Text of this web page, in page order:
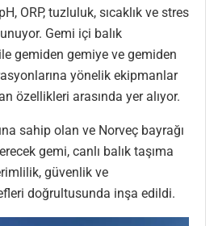
ORP, tuzluluk, sıcaklık ve stres
Gemi içi balık
gemiden gemiye ve gemiden
yönelik ekipmanlar
özellikleri arasında yer alıyor.
sahip olan ve Norveç bayrağı
gemi, canlı balık taşıma
güvenlik ve
doğrultusunda inşa edildi.